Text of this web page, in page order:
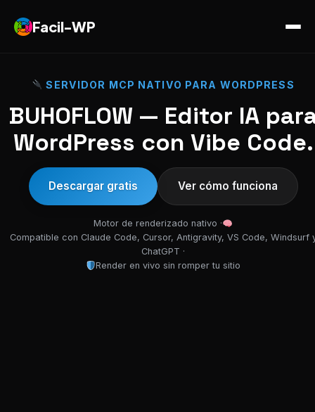
Facil-WP
SERVIDOR MCP NATIVO PARA WORDPRESS
BUHOFLOW — Editor IA
WordPress con Vibe Code.
Descargar gratis Ver cómo funciona
Motor de renderizado nativo ·
Compatible con Claude Code, Cursor, Antigravity, VS Code, Windsurf
ChatGPT ·
Render en vivo sin romper tu sitio